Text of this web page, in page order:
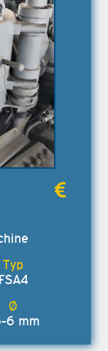
FSA4
6 mm